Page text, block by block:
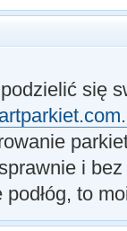
się
i
podłóg, to